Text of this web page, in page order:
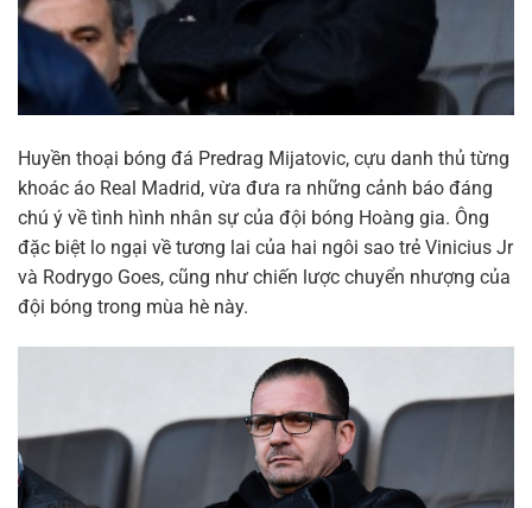
Huyền thoại bóng đá Predrag Mijatovic, cựu danh thủ từng
khoác áo Real Madrid, vừa đưa ra những cảnh báo đáng
chú ý về tình hình nhân sự của đội bóng Hoàng gia. Ông
đặc biệt lo ngại về tương lai của hai ngôi sao trẻ Vinicius Jr
và Rodrygo Goes, cũng như chiến lược chuyển nhượng của
đội bóng trong mùa hè này.